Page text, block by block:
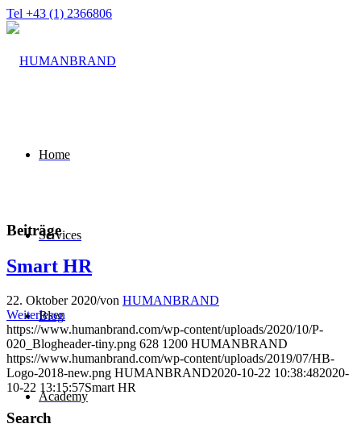
Tel +43 (1) 2366806
Home
Services
Blog
Academy
Beiträge
Smart HR
22. Oktober 2020/von HUMANBRAND
Weiterlesen
https://www.humanbrand.com/wp-content/uploads/2020/10/P-
020_Blogheader-tiny.png 628 1200 HUMANBRAND
https://www.humanbrand.com/wp-content/uploads/2019/07/HB-
Logo-2018-new.png HUMANBRAND2020-10-22 10:38:482020-
10-22 13:15:57Smart HR
Search